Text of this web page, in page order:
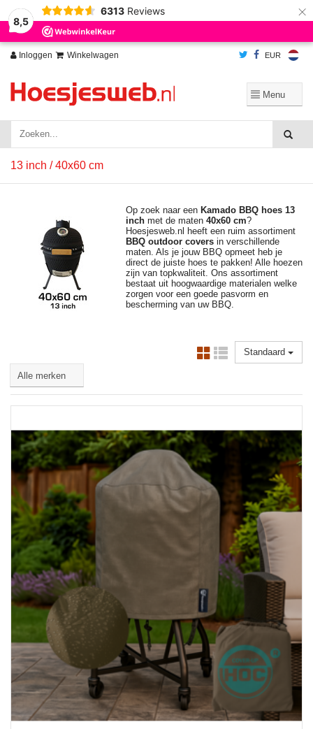
8,5
6313 Reviews ×
Inloggen Winkelwagen EUR
13 inch / 40x60 cm
Op zoek naar een Kamado BBQ hoes 13
inch met de maten 40x60 cm?
Hoesjesweb.nl heeft een ruim assortiment
BBQ outdoor covers in verschillende
maten. Als je jouw BBQ opmeet heb je
direct de juiste hoes te pakken! Alle hoezen
zijn van topkwaliteit. Ons assortiment
bestaat uit hoogwaardige materialen welke
zorgen voor een goede pasvorm en
bescherming van uw BBQ.
Standaard
Wij slaan cookies op om onze website te verbeteren. Is dat akkoord?
Ja
Nee